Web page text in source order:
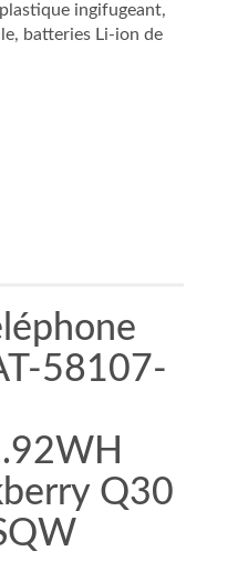
ingifugeant,
batteries Li-ion de
58107-
Q30